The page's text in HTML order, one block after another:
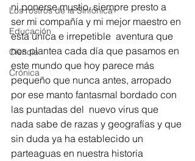
Los rostros de la Sinfónica
Educación
Ciencia
Crónica
ni ponerse mustio, siempre presto a
ser mi compañía y mi mejor maestro en
esta única e irrepetible  aventura que
nos plantea cada día que pasamos en
este mundo que hoy parece más
pequeño que nunca antes, arropado
por ese manto fantasmal bordado con
las puntadas del  nuevo virus que
nada sabe de razas y geografías y que
sin duda ya ha establecido un
parteaguas en nuestra historia